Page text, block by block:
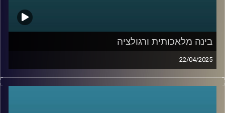
אז כדי לדבר על כל אלו הצטרף אלינו היום ד״ר רועי סמואל
יועץ, חוקר ומרצה בפסיכולוגיה של הספורט והפעילות הגופנית
בחטיבת הפסיכולוגיה של הספורט, המאמץ, והביצוע
באוניברסיטת רייכמן.
בינה מלאכותית ורגולציה
22/04/2025
הבינה המלאכותית רצה קדימה, אבל הרגולציה רק מתחילה
להבין את הכללים. בזמן שכלים כמו ChatGPT מנסחים,